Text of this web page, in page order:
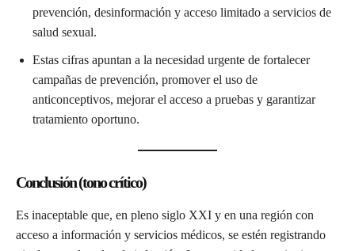
prevención, desinformación y acceso limitado a servicios de
salud sexual.
Estas cifras apuntan a la necesidad urgente de fortalecer
campañas de prevención, promover el uso de
anticonceptivos, mejorar el acceso a pruebas y garantizar
tratamiento oportuno.
Conclusión (tono crítico)
Es inaceptable que, en pleno siglo XXI y en una región con
acceso a información y servicios médicos, se estén registrando